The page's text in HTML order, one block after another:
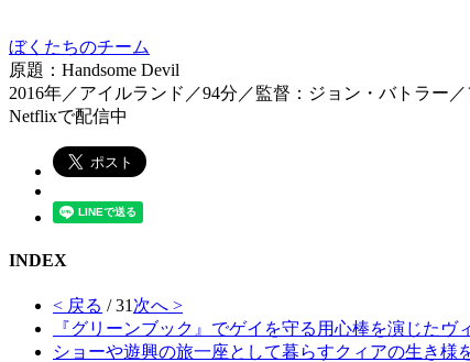
ぼくたちのチーム
原題：Handsome Devil
2016年／アイルランド／94分／監督：ジョン・バトラー
Netflixで配信中
INDEX
< 戻る / 31 次へ >
『グリーンブック』でゲイを守る用心棒を演じた
ショーや遊興の旅一座として暮らすクィアの生き様